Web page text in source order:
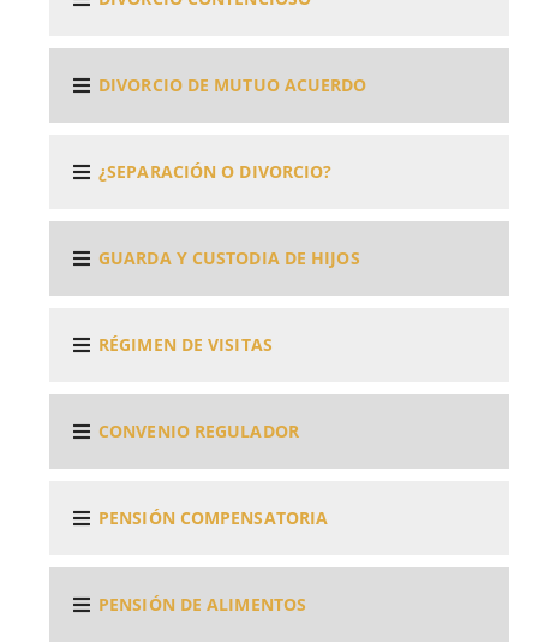
DIVORCIO DE MUTUO ACUERDO
¿SEPARACIÓN O DIVORCIO?
GUARDA Y CUSTODIA DE HIJOS
RÉGIMEN DE VISITAS
CONVENIO REGULADOR
PENSIÓN COMPENSATORIA
PENSIÓN DE ALIMENTOS